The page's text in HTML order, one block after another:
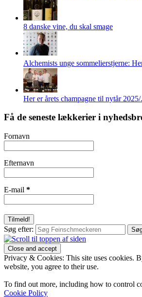
8 danske vine, du skal smage
Alchemists unge sommelierstjerne:
Her er årets champagne til nytår 2025/
Få de seneste lækkerier i
Fornavn
Efternavn
E-mail *
Søg efter:
Privacy & Cookies: This site uses cookies.
website, you agree to their use.
To find out more, including how to control
Cookie Policy